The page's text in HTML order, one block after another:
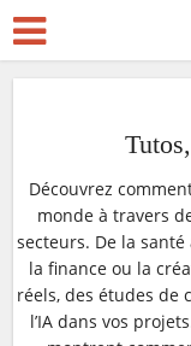
Découvrez
monde à travers
secteurs. De la
la finance ou la
réels, des études de
l’IA dans vos